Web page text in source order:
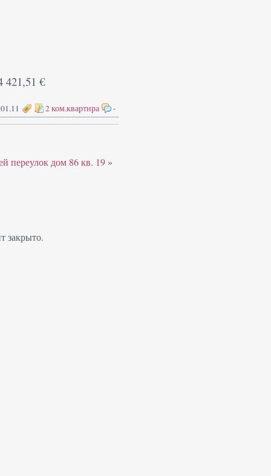
421,51 €
2 ком.квартира -
переулок дом 86 кв. 19 »
закрыто.